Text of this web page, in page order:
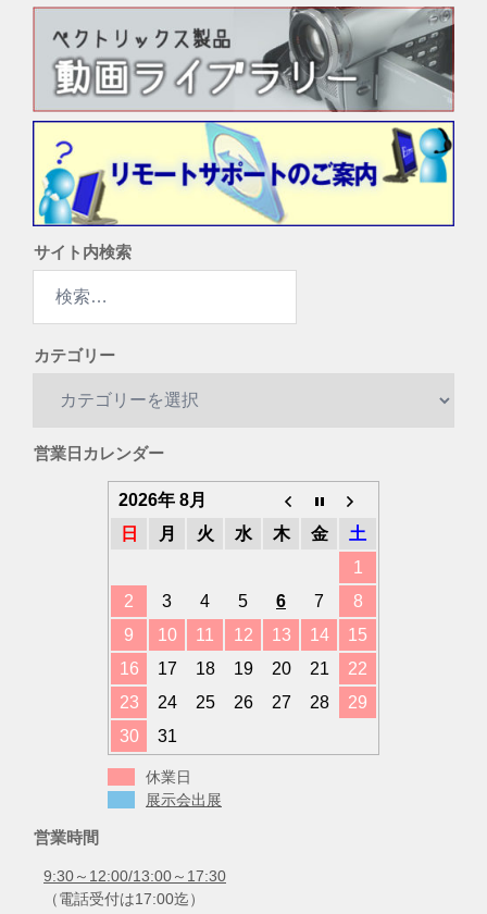
サイト内検索
カテゴリー
リ
営業日カレンダー
2026年 8月
日
月 火 水 木 金
土
1
2
3 4 5 6 7
8
9
10 11 12 13 14
15
16
17 18 19 20 21
22
23
24 25 26 27 28
29
30
31
休業日
展示会出展
営業時間
9:30～12:00/13:00～17:30
（電話受付は17:00迄）